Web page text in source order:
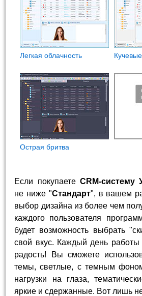
Легкая облачность
Острая бритва
Если покупаете CRM-систему
не ниже "Стандарт", в вашем
выбор дизайна из более чем
каждого пользователя
будет возможность выбрать
свой вкус. Каждый день работы
радость! Вы сможете
темы, светлые, с темным
нагрузки на глаза,
яркие и сдержанные. Вот лишь